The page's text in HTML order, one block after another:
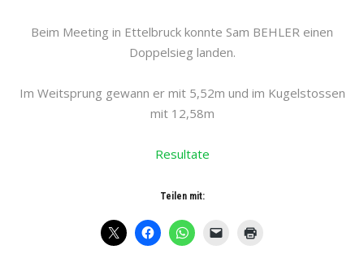
Beim Meeting in Ettelbruck konnte Sam BEHLER einen
Doppelsieg landen.
Im Weitsprung gewann er mit 5,52m und im Kugelstossen
mit 12,58m
Resultate
Teilen mit: